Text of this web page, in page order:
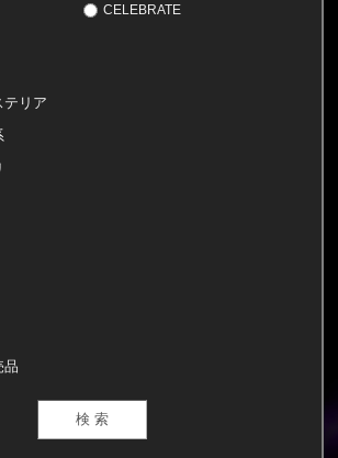
CELEBRATE
テリア
品